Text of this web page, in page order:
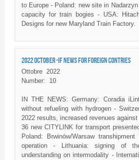
to Europe - Poland: new site in
capacity for train bogies - USA:
Designs for new Maryland Train Factory.
2022 OCTOBER -IF NEWS FOR FOREIGN CONTRIES
Ottobre 2022
Number:
10
IN THE NEWS: Germany: Coradia
without refueling with hydrogen -
2022 results, increased revenues
36 new CITYLINK for transport
Poland: Brwinów/Warsaw
operation - Lithuania: signing of
understanding on intermodality -